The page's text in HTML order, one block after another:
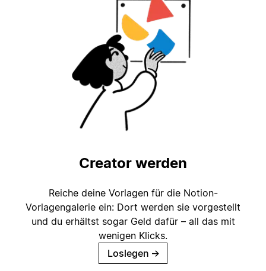
Creator werden
Reiche deine Vorlagen für die Notion-
Vorlagengalerie ein: Dort werden sie vorgestellt
und du erhältst sogar Geld dafür – all das mit
wenigen Klicks.
Loslegen →